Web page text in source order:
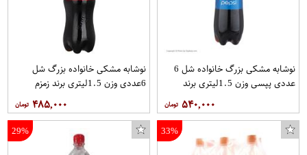
نوشابه مشکی بزرگ خانواده شل 6
عددی پپسی وزن 1.5ليتري برند
۵۴۰,۰۰۰
نوشابه مشکی خانواده بزرگ شل
6عددی وزن 1.5ليتري برند زمزم
۴۸۵,۰۰۰
33%
29%